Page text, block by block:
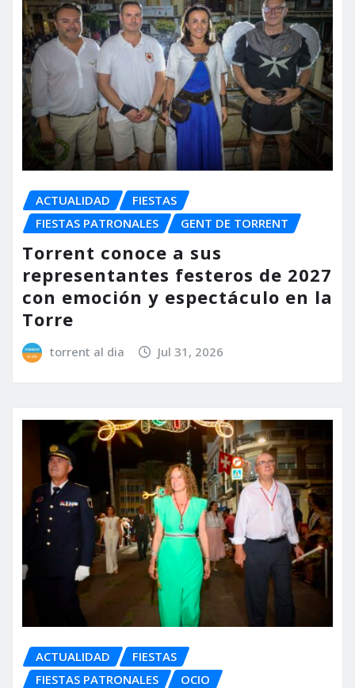
ACTUALIDAD
FIESTAS
FIESTAS PATRONALES
GENT DE TORRENT
Torrent conoce a sus
representantes festeros de 2027
con emoción y espectáculo en la
Torre
torrent al dia Jul 31, 2026
ACTUALIDAD
FIESTAS
FIESTAS PATRONALES
OCIO